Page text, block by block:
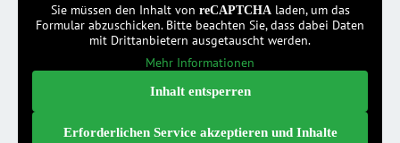
Sie müssen den Inhalt von reCAPTCHA laden, um das
Formular abzuschicken. Bitte beachten Sie, dass dabei Daten
mit Drittanbietern ausgetauscht werden.
Mehr Informationen
Inhalt entsperren
Erforderlichen Service akzeptieren und Inhalte